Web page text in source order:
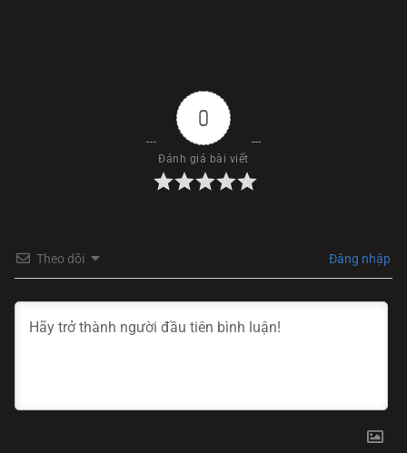
0
Đánh giá bài viết
Theo dõi Đăng nhập